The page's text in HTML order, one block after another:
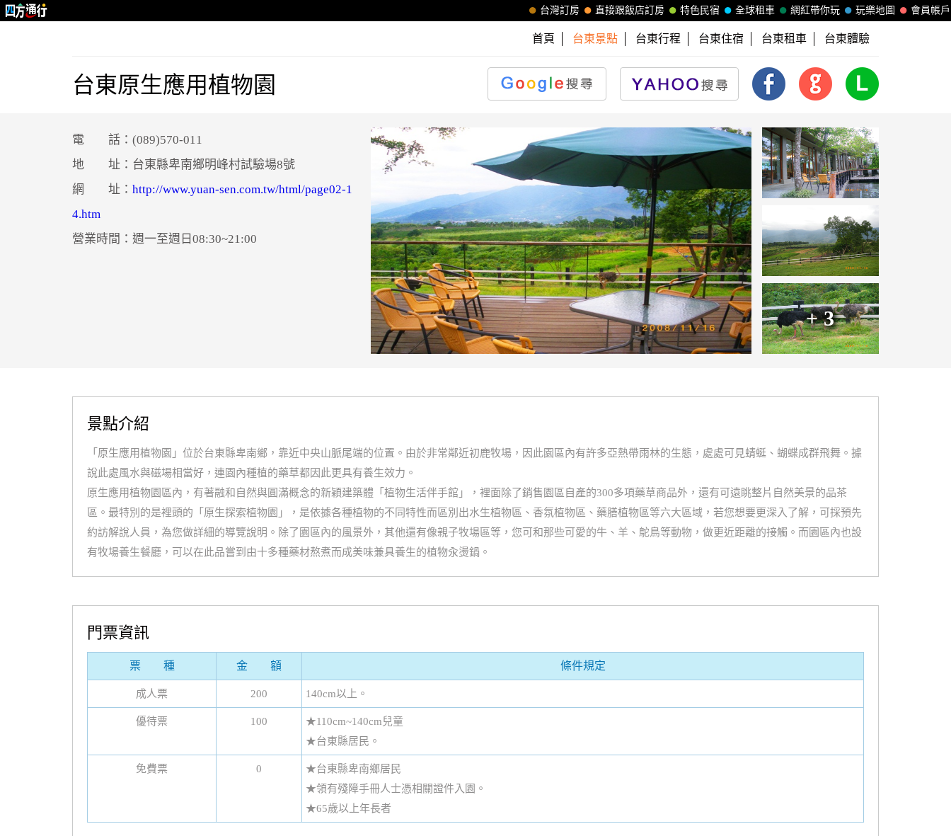
會員帳戶
玩樂地圖
網紅帶你玩
全球租車
特色民宿
直接跟飯店訂房
台灣訂房
首頁 台東景點 台東行程 台東住宿 台東租車 台東體驗
台東原生應用植物園
+ 3
電 話：(089)570-011
地 址：台東縣卑南鄉明峰村試驗場8號
網 址： http://www.yuan-sen.com.tw/html/page02-1
4.htm
營業時間：週一至週日08:30~21:00
景點介紹
「原生應用植物園」位於台東縣卑南鄉，靠近中央山脈尾端的位置。由於非常鄰近初鹿牧場，因此園區內有許多亞熱帶雨林的生態，處處可見蜻蜓、蝴蝶成群飛舞。據
說此處風水與磁場相當好，連園內種植的藥草都因此更具有養生效力。
原生應用植物園區內，有著融和自然與圓滿概念的新穎建築體「植物生活伴手館」，裡面除了銷售園區自產的300多項藥草商品外，還有可遠眺整片自然美景的品茶
區。最特別的是裡頭的「原生探索植物園」，是依據各種植物的不同特性而區別出水生植物區、香氛植物區、藥膳植物區等六大區域，若您想要更深入了解，可採預先
約訪解說人員，為您做詳細的導覽說明。除了園區內的風景外，其他還有像親子牧場區等，您可和那些可愛的牛、羊、鴕鳥等動物，做更近距離的接觸。而園區內也設
有牧場養生餐廳，可以在此品嘗到由十多種藥材熬煮而成美味兼具養生的植物汆燙鍋。
門票資訊
票 種 金 額 條件規定
成人票 200 140cm以上。
優待票 100
★110cm~140cm兒童
★台東縣居民。
免費票 0
★台東縣卑南鄉居民
★領有殘障手冊人士憑相關證件入園。
★65歲以上年長者